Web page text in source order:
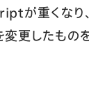
が重くなり
更したもの